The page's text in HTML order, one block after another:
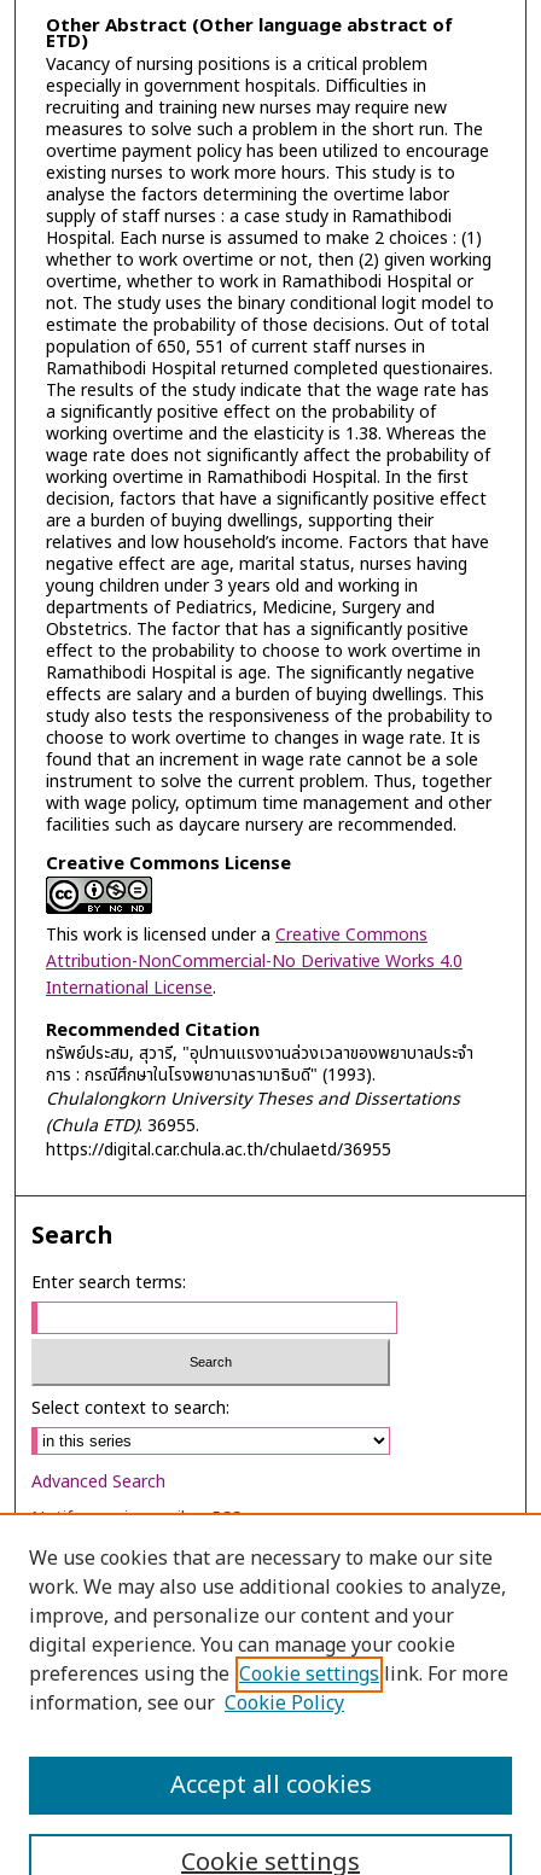
Other Abstract (Other language abstract of
ETD)
Vacancy of nursing positions is a critical problem
especially in government hospitals. Difficulties in
recruiting and training new nurses may require new
measures to solve such a problem in the short run. The
overtime payment policy has been utilized to encourage
existing nurses to work more hours. This study is to
analyse the factors determining the overtime labor
supply of staff nurses : a case study in Ramathibodi
Hospital. Each nurse is assumed to make 2 choices : (1)
whether to work overtime or not, then (2) given working
overtime, whether to work in Ramathibodi Hospital or
not. The study uses the binary conditional logit model to
estimate the probability of those decisions. Out of total
population of 650, 551 of current staff nurses in
Ramathibodi Hospital returned completed questionaires.
The results of the study indicate that the wage rate has
a significantly positive effect on the probability of
working overtime and the elasticity is 1.38. Whereas the
wage rate does not significantly affect the probability of
working overtime in Ramathibodi Hospital. In the first
decision, factors that have a significantly positive effect
are a burden of buying dwellings, supporting their
relatives and low household’s income. Factors that have
negative effect are age, marital status, nurses having
young children under 3 years old and working in
departments of Pediatrics, Medicine, Surgery and
Obstetrics. The factor that has a significantly positive
effect to the probability to choose to work overtime in
Ramathibodi Hospital is age. The significantly negative
effects are salary and a burden of buying dwellings. This
study also tests the responsiveness of the probability to
choose to work overtime to changes in wage rate. It is
found that an increment in wage rate cannot be a sole
instrument to solve the current problem. Thus, together
with wage policy, optimum time management and other
facilities such as daycare nursery are recommended.
Creative Commons License
This work is licensed under a Creative Commons
Attribution-NonCommercial-No Derivative Works 4.0
International License.
Recommended Citation
ทรัพย์ประสม, สุวารี, "อุปทานแรงงานล่วงเวลาของพยาบาลประจำ
การ : กรณีศึกษาในโรงพยาบาลรามาธิบดี" (1993).
Chulalongkorn University Theses and Dissertations
(Chula ETD). 36955.
https://digital.car.chula.ac.th/chulaetd/36955
Search
Enter search terms:
Select context to search:
Advanced Search
Notify me via email orRSS
Browse
Collections
Disciplines
Authors
We use cookies that are necessary to make our site
work. We may also use additional cookies to analyze,
improve, and personalize our content and your
digital experience. You can manage your cookie
preferences using the Cookie settings link. For more
information, see our Cookie Policy
Cookie settings
Accept all cookies